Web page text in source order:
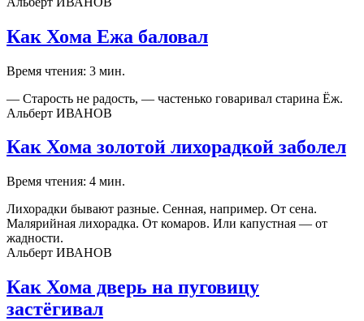
Как Хома Ежа баловал
Время чтения: 3 мин.
— Старость не радость, — частенько говаривал старина Ёж.
Альберт ИВАНОВ
Как Хома золотой лихорадкой заболел
Время чтения: 4 мин.
Лихорадки бывают разные. Сенная, например. От сена.
Малярийная лихорадка. От комаров. Или капустная — от
жадности.
Альберт ИВАНОВ
Как Хома дверь на пуговицу
застёгивал